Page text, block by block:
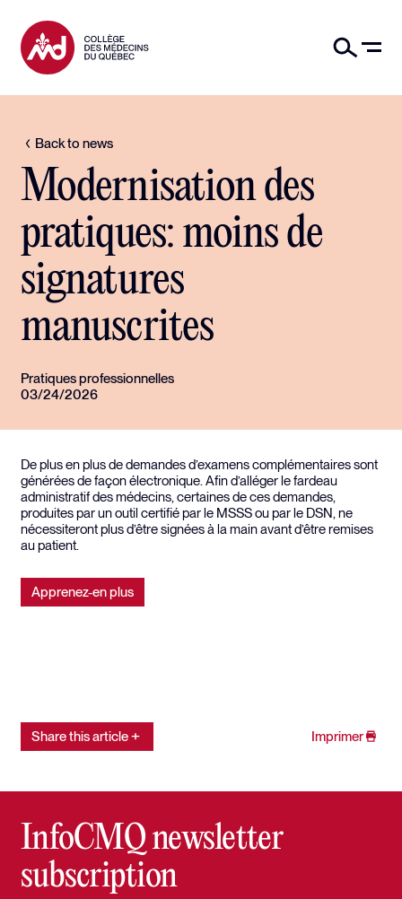
Back to news
Modernisation des
pratiques: moins de
signatures
manuscrites
Pratiques professionnelles
03/24/2026
De plus en plus de demandes d’examens complémentaires sont
générées de façon électronique. Afin d’alléger le fardeau
administratif des médecins, certaines de ces demandes,
produites par un outil certifié par le MSSS ou par le DSN, ne
nécessiteront plus d’être signées à la main avant d’être remises
au patient.
Apprenez-en plus
Share this article Imprimer
InfoCMQ newsletter
subscription